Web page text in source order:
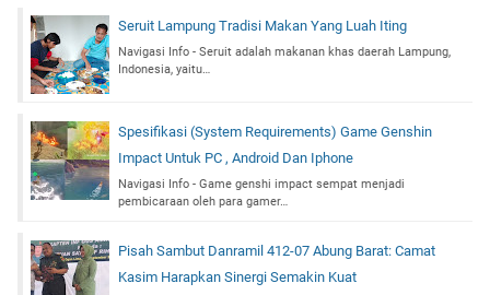
Seruit Lampung Tradisi Makan Yang Luah Iting
Navigasi Info - Seruit adalah makanan khas daerah Lampung,
Indonesia, yaitu…
Spesifikasi (System Requirements) Game Genshin
Impact Untuk PC , Android Dan Iphone
Navigasi Info - Game genshi impact sempat menjadi
pembicaraan oleh para gamer…
Pisah Sambut Danramil 412-07 Abung Barat: Camat
Kasim Harapkan Sinergi Semakin Kuat